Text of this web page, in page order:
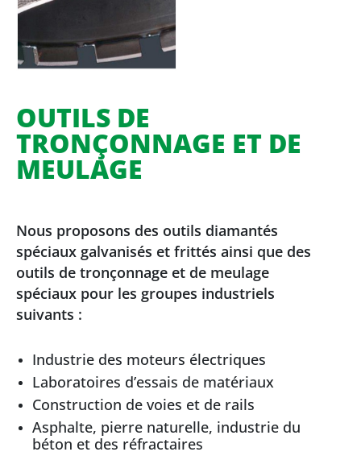
OUTILS DE
TRONÇONNAGE ET DE
MEULAGE
Nous proposons des outils diamantés
spéciaux galvanisés et frittés ainsi que des
outils de tronçonnage et de meulage
spéciaux pour les groupes industriels
suivants :
Industrie des moteurs électriques
Laboratoires d’essais de matériaux
Construction de voies et de rails
Asphalte, pierre naturelle, industrie du
béton et des réfractaires